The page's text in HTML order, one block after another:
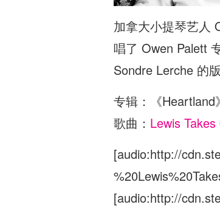
加拿大小提琴艺人
唱了 Owen Palett
Sondre Lerche 的
专辑：《Heartland》
歌曲： Lewis
[audio:http://
[audio:http://